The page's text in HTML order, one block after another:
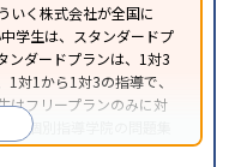
いく株式会社が全国に
学生は、スタンダードプ
ンダードプランは、1対3
対1から1対3の指導で、
はフリープランのみに対
個別指導学院の問題集